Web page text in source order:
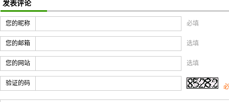
发表评论
您的昵称 必填
您的邮箱 选填
您的网站 选填
验证的码